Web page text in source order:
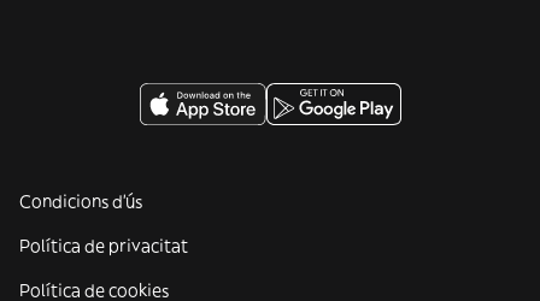
Condicions d'ús
Política de privacitat
Política de cookies